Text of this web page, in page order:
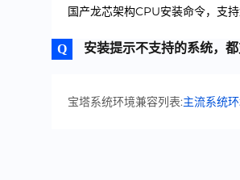
国产龙芯架构CPU安装命令，支
安装提示不支持的系统，
宝塔系统环境兼容列表:主流系统